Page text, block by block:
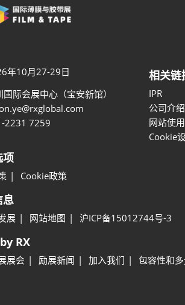
年10月27-29日
国际会展中心（宝安新馆）
2231 7259
相关链
IPR
公司介绍
网站使
Cookie
项
Cookie政策
息
展 网站地图 沪ICP备15012744号-3
RX
展会 励展新闻 加入我们 包容性和